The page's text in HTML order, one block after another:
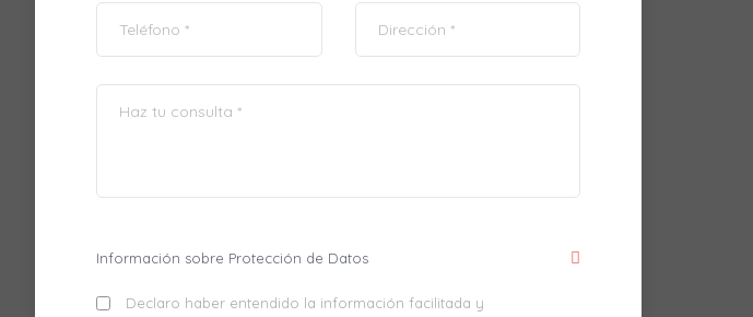
Información sobre Protección de Datos
Declaro haber entendido la información facilitada y